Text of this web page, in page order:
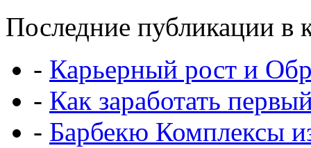
Последние публикации в
- Карьерный рост и
- Как заработать
- Барбекю Комплексы